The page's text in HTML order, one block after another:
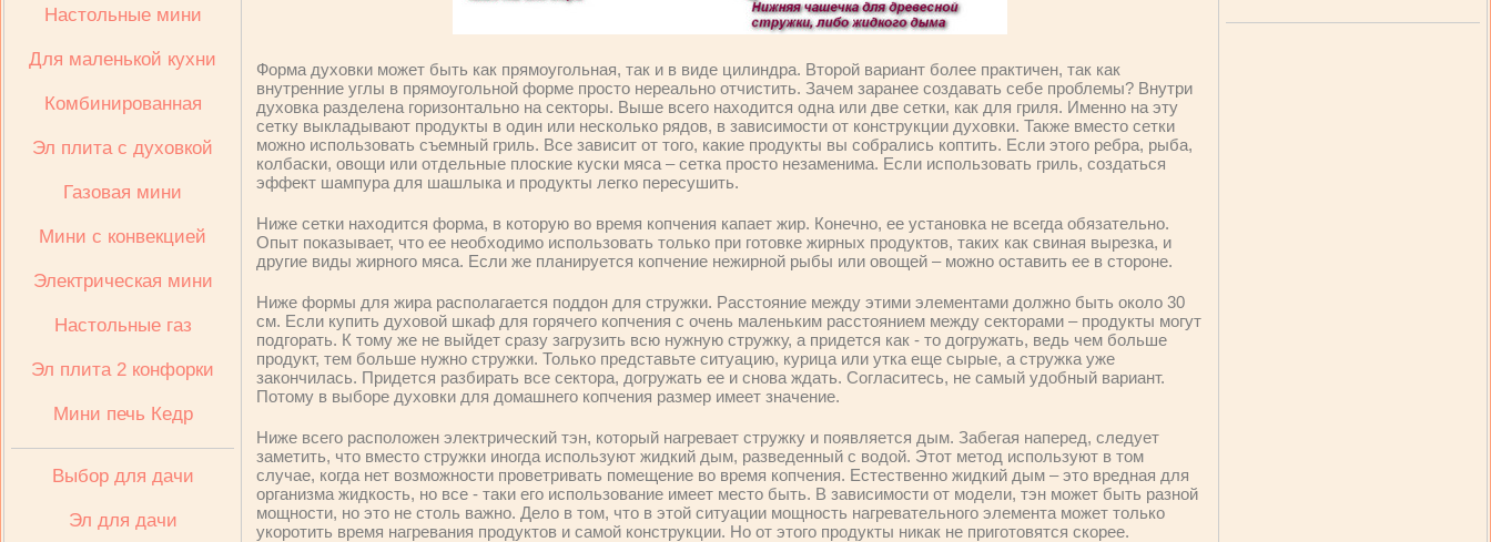
Настольные мини
Для маленькой кухни
Комбинированная
Эл плита с духовкой
Газовая мини
Мини с конвекцией
Электрическая мини
Настольные газ
Эл плита 2 конфорки
Мини печь Кедр
Выбор для дачи
Эл для дачи
Форма духовки может быть как прямоугольная, так и в виде цилиндра. Второй вариант более практичен, так как
внутренние углы в прямоугольной форме просто нереально отчистить. Зачем заранее создавать себе проблемы? Внутри
духовка разделена горизонтально на секторы. Выше всего находится одна или две сетки, как для гриля. Именно на эту
сетку выкладывают продукты в один или несколько рядов, в зависимости от конструкции духовки. Также вместо сетки
можно использовать съемный гриль. Все зависит от того, какие продукты вы собрались коптить. Если этого ребра, рыба,
колбаски, овощи или отдельные плоские куски мяса – сетка просто незаменима. Если использовать гриль, создаться
эффект шампура для шашлыка и продукты легко пересушить.
Ниже сетки находится форма, в которую во время копчения капает жир. Конечно, ее установка не всегда обязательно.
Опыт показывает, что ее необходимо использовать только при готовке жирных продуктов, таких как свиная вырезка, и
другие виды жирного мяса. Если же планируется копчение нежирной рыбы или овощей – можно оставить ее в стороне.
Ниже формы для жира располагается поддон для стружки. Расстояние между этими элементами должно быть около 30
см. Если купить духовой шкаф для горячего копчения с очень маленьким расстоянием между секторами – продукты могут
подгорать. К тому же не выйдет сразу загрузить всю нужную стружку, а придется как - то догружать, ведь чем больше
продукт, тем больше нужно стружки. Только представьте ситуацию, курица или утка еще сырые, а стружка уже
закончилась. Придется разбирать все сектора, догружать ее и снова ждать. Согласитесь, не самый удобный вариант.
Потому в выборе духовки для домашнего копчения размер имеет значение.
Ниже всего расположен электрический тэн, который нагревает стружку и появляется дым. Забегая наперед, следует
заметить, что вместо стружки иногда используют жидкий дым, разведенный с водой. Этот метод используют в том
случае, когда нет возможности проветривать помещение во время копчения. Естественно жидкий дым – это вредная для
организма жидкость, но все - таки его использование имеет место быть. В зависимости от модели, тэн может быть разной
мощности, но это не столь важно. Дело в том, что в этой ситуации мощность нагревательного элемента может только
укоротить время нагревания продуктов и самой конструкции. Но от этого продукты никак не приготовятся скорее.